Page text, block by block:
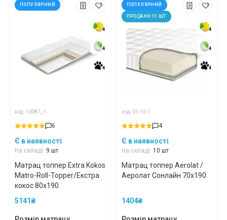
4
4
4
ПОПУЛЯРНИЙ
код: 10087_1
6
Є в наявності
На складі: 9 шт
4
4
4
Матрац топпер Extra Kokos
Matro-Roll-Topper/Екстра
кокос 80x190
5141₴
4
4
4
ПОПУЛЯРНИЙ
ПРОДАНО 11 ШТ
код: 01-16-1
4
Є в наявності
На складі: 10 шт
4
4
4
Матрац топпер Aerolat /
Аеролат Сонлайн 70x190
1404₴